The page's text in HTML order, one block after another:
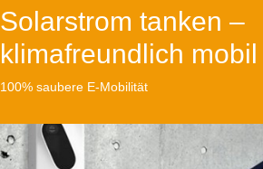
Solarstrom tanken –
klimafreundlich mobil
100% saubere E-Mobilität